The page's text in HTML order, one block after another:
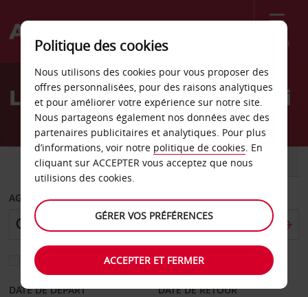
Menu
Welcome
AvisLocation de voiture Ulundi
VOITURE UTILITAIRE
AGENCE DE DÉPART
Sélectionnez une autre agence de retour
DATE DE DÉPART DATE DE RETOUR
Politique des cookies
Nous utilisons des cookies pour vous proposer des
offres personnalisées, pour des raisons analytiques
et pour améliorer votre expérience sur notre site.
Nous partageons également nos données avec des
partenaires publicitaires et analytiques. Pour plus
d’informations, voir notre politique de cookies. En
cliquant sur ACCEPTER vous acceptez que nous
utilisions des cookies.
GÉRER VOS PRÉFÉRENCES
ACCEPTER ET FERMER